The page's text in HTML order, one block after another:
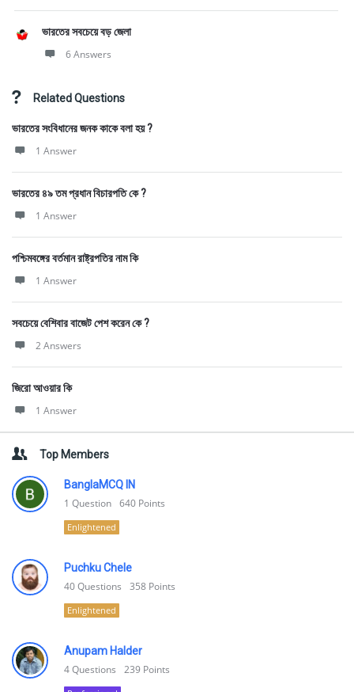
ভারতের সবচেয়ে বড় জেলা
6 Answers
Related Questions
ভারতের সংবিধানের জনক কাকে বলা হয় ?
1 Answer
ভারতের ৪৯ তম প্রধান বিচারপতি কে ?
1 Answer
পশ্চিমবঙ্গের বর্তমান রাষ্ট্রপতির নাম কি
1 Answer
সবচেয়ে বেশিবার বাজেট পেশ করেন কে ?
2 Answers
জিরো আওয়ার কি
1 Answer
Top Members
BanglaMCQ IN
1 Question 640 Points
Enlightened
Puchku Chele
40Questions 358 Points
Enlightened
Anupam Halder
4Questions 239 Points